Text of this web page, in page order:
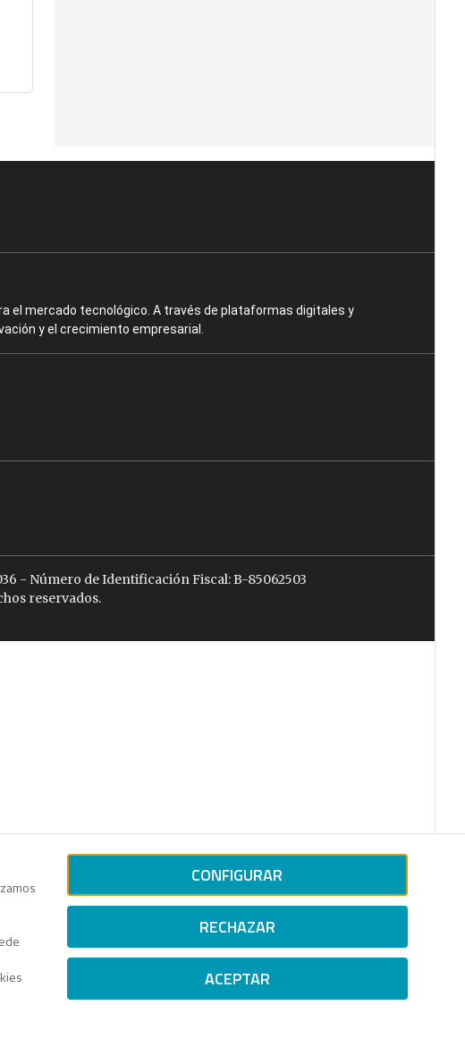
CONFIGURAR
RECHAZAR
ACEPTAR
el mercado tecnológico. A través de plataformas digitales y
y el crecimiento empresarial.
- Número de Identificación Fiscal: B-85062503
reservados.